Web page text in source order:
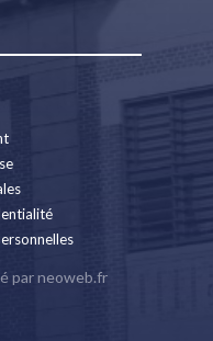
parneoweb.fr